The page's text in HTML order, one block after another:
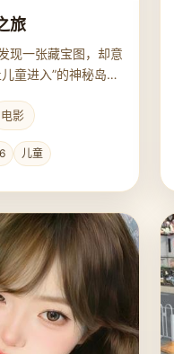
旅
现一张藏宝图，却意
童进入”的神秘岛
电影
儿童